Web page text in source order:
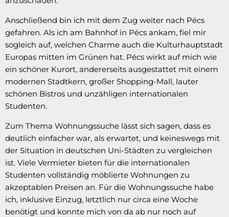
Anschließend bin ich mit dem Zug weiter nach Pécs
gefahren. Als ich am Bahnhof in Pécs ankam, fiel mir
sogleich auf, welchen Charme auch die Kulturhauptstadt
Europas mitten im Grünen hat. Pécs wirkt auf mich wie
ein schöner Kurort, andererseits ausgestattet mit einem
modernen Stadtkern, großer Shopping-Mall, lauter
schönen Bistros und unzähligen internationalen
Studenten.
Zum Thema Wohnungssuche lässt sich sagen, dass es
deutlich einfacher war, als erwartet, und keineswegs mit
der Situation in deutschen Uni-Städten zu vergleichen
ist. Viele Vermieter bieten für die internationalen
Studenten vollständig möblierte Wohnungen zu
akzeptablen Preisen an. Für die Wohnungssuche habe
ich, inklusive Einzug, letztlich nur circa eine Woche
benötigt und konnte mich von da ab nur noch auf